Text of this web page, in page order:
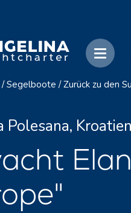
/ Segelboote / Zurück zu den
Polesana, Kroatien